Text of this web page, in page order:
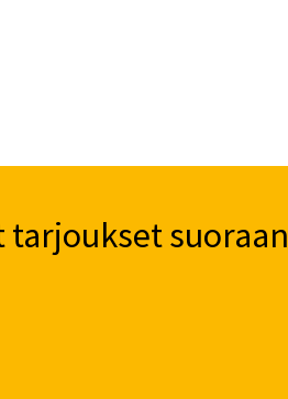
suoraan